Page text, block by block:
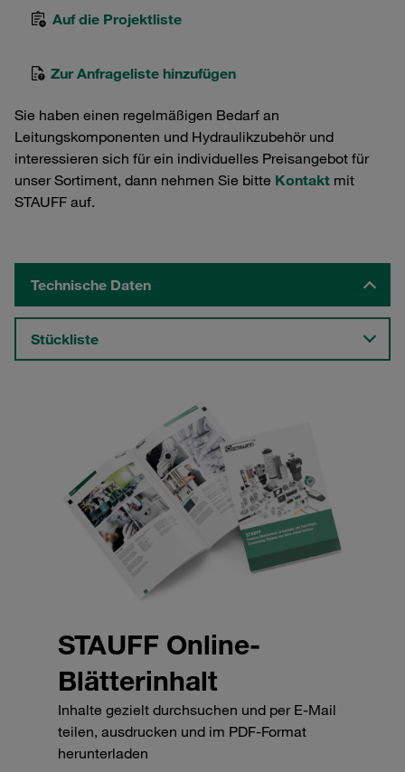
Auf die Projektliste
Zur Anfrageliste hinzufügen
Sie haben einen regelmäßigen Bedarf an
Leitungskomponenten und Hydraulikzubehör und
interessieren sich für ein individuelles Preisangebot für
unser Sortiment, dann nehmen Sie bitte Kontakt mit
STAUFF auf.
Technische Daten
Stückliste
STAUFF Online-
Blätterinhalt
Inhalte gezielt durchsuchen und per E-Mail
teilen, ausdrucken und im PDF-Format
herunterladen